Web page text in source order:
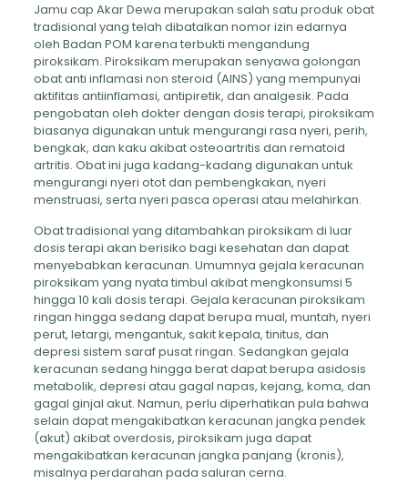
Jamu cap Akar Dewa merupakan salah satu produk obat
tradisional yang telah dibatalkan nomor izin edarnya
oleh Badan POM karena terbukti mengandung
piroksikam. Piroksikam merupakan senyawa golongan
obat anti inflamasi non steroid (AINS) yang mempunyai
aktifitas antiinflamasi, antipiretik, dan analgesik. Pada
pengobatan oleh dokter dengan dosis terapi, piroksikam
biasanya digunakan untuk mengurangi rasa nyeri, perih,
bengkak, dan kaku akibat osteoartritis dan rematoid
artritis. Obat ini juga kadang-kadang digunakan untuk
mengurangi nyeri otot dan pembengkakan, nyeri
menstruasi, serta nyeri pasca operasi atau melahirkan.
Obat tradisional yang ditambahkan piroksikam di luar
dosis terapi akan berisiko bagi kesehatan dan dapat
menyebabkan keracunan. Umumnya gejala keracunan
piroksikam yang nyata timbul akibat mengkonsumsi 5
hingga 10 kali dosis terapi. Gejala keracunan piroksikam
ringan hingga sedang dapat berupa mual, muntah, nyeri
perut, letargi, mengantuk, sakit kepala, tinitus, dan
depresi sistem saraf pusat ringan. Sedangkan gejala
keracunan sedang hingga berat dapat berupa asidosis
metabolik, depresi atau gagal napas, kejang, koma, dan
gagal ginjal akut. Namun, perlu diperhatikan pula bahwa
selain dapat mengakibatkan keracunan jangka pendek
(akut) akibat overdosis, piroksikam juga dapat
mengakibatkan keracunan jangka panjang (kronis),
misalnya perdarahan pada saluran cerna.